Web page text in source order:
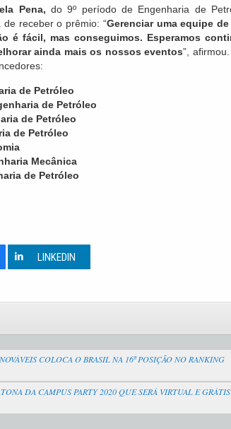
Pena, do 9º período de Engenharia de
receber o prêmio: “Gerenciar uma equipe
é fácil, mas conseguimos. Esperamos
ainda mais os nossos eventos”, afirmou.
de Petróleo
de Petróleo
de Petróleo
de Petróleo
Mecânica
de Petróleo
LINKEDIN
COLOCA O BRASIL NA 16ª POSIÇÃO NO RANKING
DA CAMPUS PARTY 2020 QUE SERÁ VIRTUAL E GRÁTIS